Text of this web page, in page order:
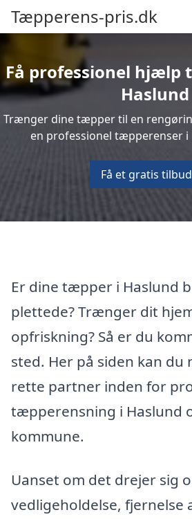
Tæpperens-pris.dk
Få professionel hjælp
Haslund
Trænger dine tæpper til en
en professionel tæpperenser i
Få et gratis
Er dine tæpper i Haslund
plettede? Trænger dit
opfriskning? Så er du
sted. Her på siden kan du
rette partner inden for
tæpperensning i Haslund
kommune.
Uanset om det drejer sig
vedligeholdelse, fjernelse